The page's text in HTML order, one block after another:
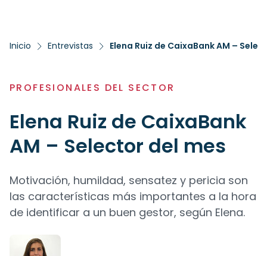
Inicio Entrevistas Elena Ruiz de CaixaBank AM –
PROFESIONALES DEL SECTOR
Elena Ruiz de CaixaBank
AM – Selector del mes
Motivación, humildad, sensatez y pericia son
las características más importantes a la hora
de identificar a un buen gestor, según Elena.